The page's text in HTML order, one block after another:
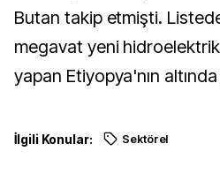
Butan takip etmişti.
megavat yeni
yapan Etiyopya'nın altında
İlgili Konular: Sektörel